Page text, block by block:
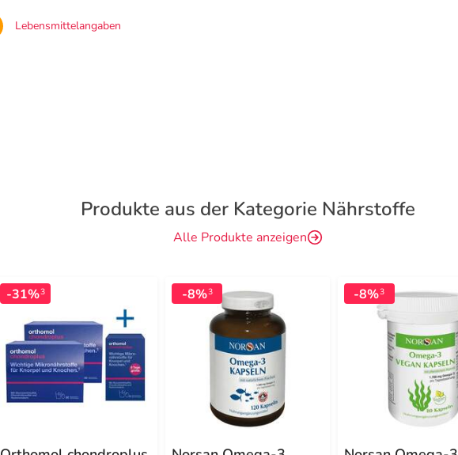
Lebensmittelangaben
Produkte aus der Kategorie Nährstoffe
Alle Produkte anzeigen
-31%3 -8%3 -8%3